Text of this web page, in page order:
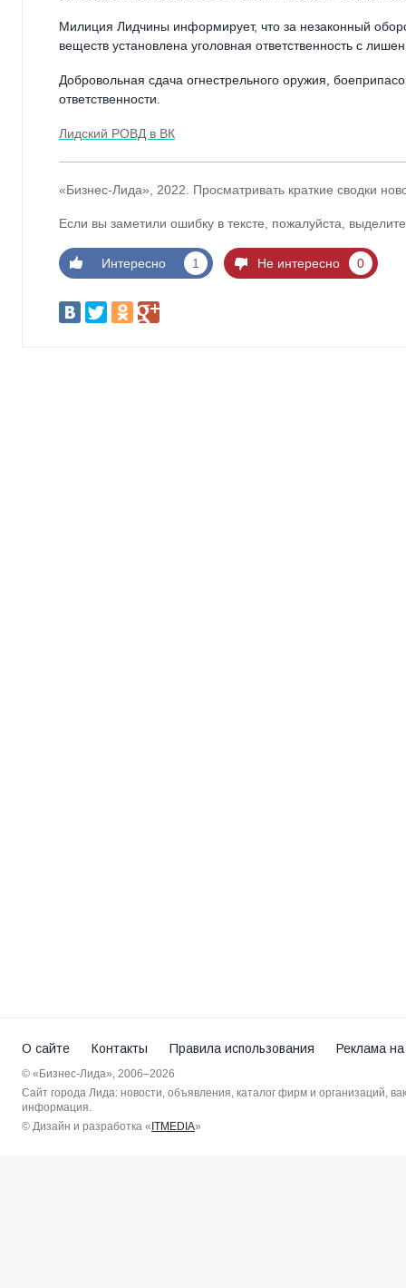
Милиция Лидчины информирует, что за незаконный
веществ установлена уголовная ответственность с
Добровольная сдача огнестрельного оружия,
ответственности.
Лидский РОВД в ВК
«Бизнес-Лида», 2022. Просматривать краткие сводки
Если вы заметили ошибку в тексте, пожалуйста,
Интересно 1 Не интересно 0
О сайте Контакты Правила использования Реклама
© «Бизнес-Лида», 2006–2026
Сайт города Лида: новости, объявления, каталог фирм и организаций,
информация.
© Дизайн и разработка «ITMEDIA»